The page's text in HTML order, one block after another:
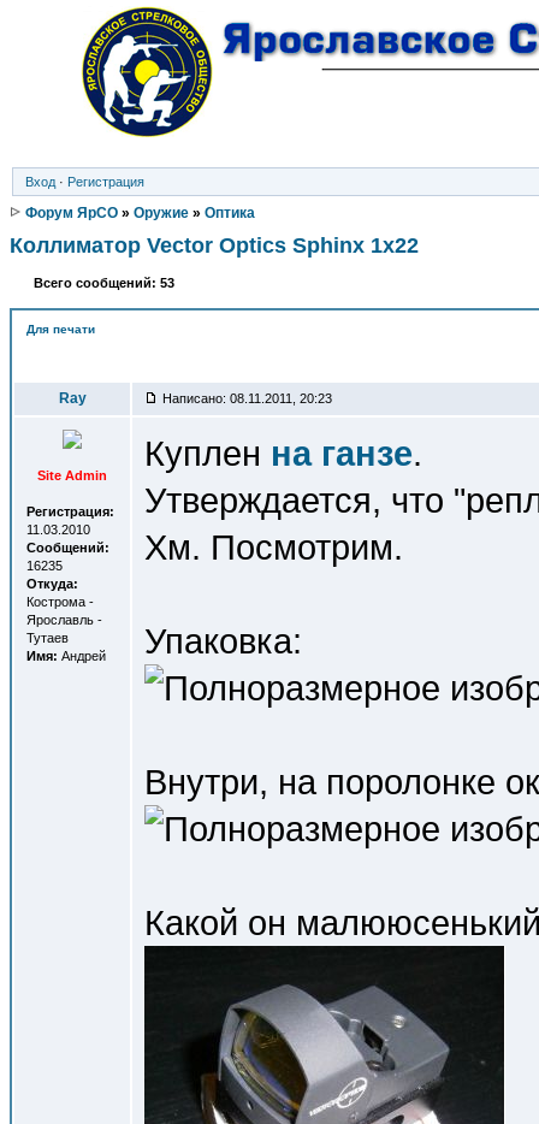
Вход · Регистрация
Форум ЯрСО » Оружие » Оптика
Коллиматор Vector Optics Sphinx 1x22
Всего сообщений: 53
Для печати
Ray Написано: 08.11.2011, 20:23
Site Admin
Регистрация:
11.03.2010
Сообщений:
16235
Откуда:
Кострома -
Ярославль -
Тутаев
Имя: Андрей
Куплен на ганзе.
Утверждается, что
Хм. Посмотрим.
Упаковка:
Внутри, на поролонке
Какой он